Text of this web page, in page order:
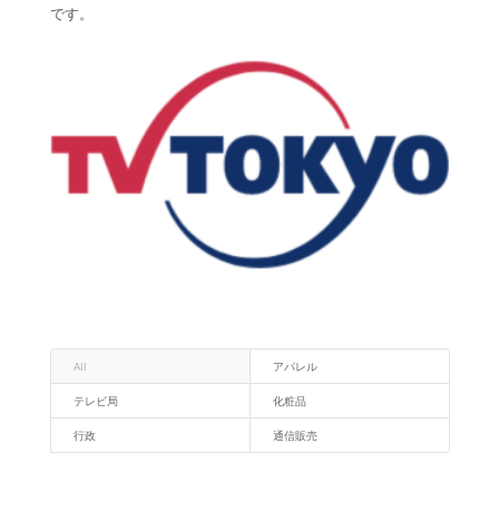
です。
All アパレル
テレビ局 化粧品
行政 通信販売